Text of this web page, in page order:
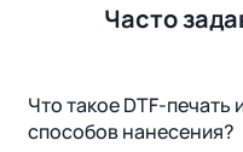
Часто
Что такое DTF-
способов нанесения?